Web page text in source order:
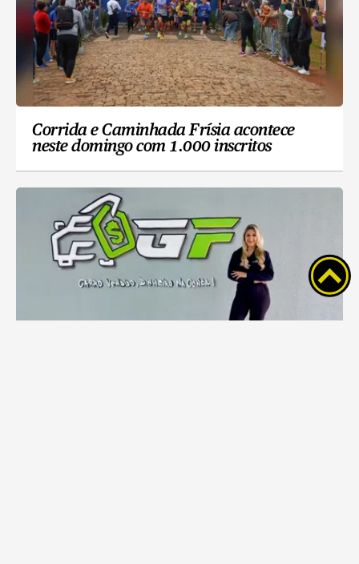
Corrida e Caminhada Frísia acontece
neste domingo com 1.000 inscritos